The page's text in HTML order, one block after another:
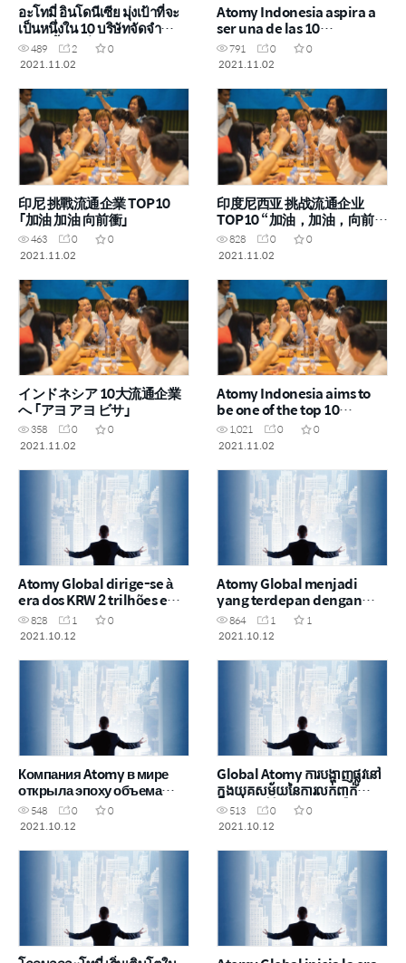
อะโทมี่ อินโดนีเซีย มุ่งเป้าที่จะ
เป็นหนึ่งใน 10 บริษัทจัดจํา
หน่ายชั้นนําที่มี “Ayo Ayo
Bisa”
489 2
0
2021.11.02
Atomy Indonesia aspira a
ser una de las 10
principales empresas de
distribución con “Ayo Ayo
791 0
0
2021.11.02
印尼 挑戰流通企業 TOP10
「加油 加油 向前衝」
463 0
0
2021.11.02
印度尼西亚 挑战流通企业
TOP10 “加油，加油，向前
冲”828 0
0
2021.11.02
インドネシア 10大流通企業
へ 「アヨ アヨ ビサ」
358 0
0
2021.11.02
Atomy Indonesia aims to
be one of the top 10
distribution companies
with“Ayo Ayo Bisa”
1,021 0
0
2021.11.02
Atomy Global dirige-se à
era dos KRW 2 trilhões em
vendas
828 1
0
2021.10.12
Atomy Global menjadi
yang terdepan dengan
nilai penjualan sebesar
lebih dari Rp 20 triliun
864 1
1
2021.10.12
Компания Atomy в мире
открыла эпоху объема
продаж в размере 2
триллионов
548 0
0
2021.10.12
Global Atomy ការបង្ហាញផ្លូវនៅ
ក្នុងយុគសម័យនៃការលក់ពាក់
កណ្តាលឆ្នាំចំនួន 2 ទ្រីលានវ៉ុន
513 0
0
2021.10.12